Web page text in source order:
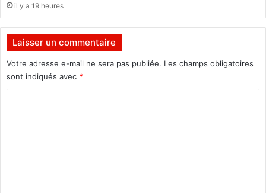
n
o
m
p
a
il y a 19 heures
Laisser un commentaire
Votre adresse e-mail ne sera pas publiée. Les champs obligatoires
sont indiqués avec *